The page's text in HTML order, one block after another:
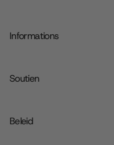
Informations
Soutien
Beleid